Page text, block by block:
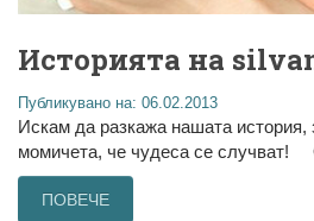
Историята на
Публикувано на: 06.02.2013
Искам да разкажа нашата
момичета, че чудеса се случват!
ПОВЕЧЕ